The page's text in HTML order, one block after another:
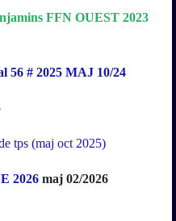
FFN OUEST 2023
56 # 2025 MAJ 10/24
tps (maj oct 2025)
2026 maj 02/2026